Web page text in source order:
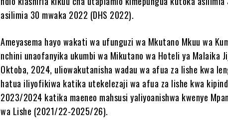
asilimia 30 mwaka 2022 (DHS 2022).
Ameyasema hayo wakati wa ufunguzi wa Mkutano Mkuu wa
nchini unaofanyika ukumbi wa Mikutano wa Hoteli ya Malaika
Oktoba, 2024, uliowakutanisha wadau wa afua za lishe kwa
hatua iliyofikiwa katika utekelezaji wa afua za lishe kwa
2023/2024 katika maeneo mahsusi yaliyoanishwa kwenye
wa Lishe (2021/22-2025/26).